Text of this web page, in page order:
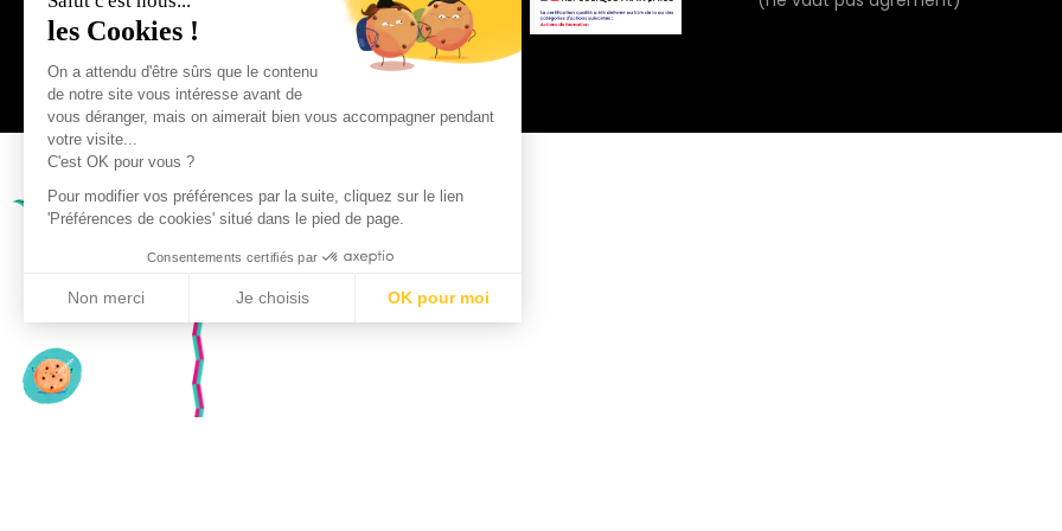
les Cookies !
On a attendu d'être sûrs que le contenu
de notre site vous intéresse avant de
vous déranger, mais on aimerait bien vous accompagner pendant
votre visite...
C'est OK pour vous ?
Pour modifier vos préférences par la suite, cliquez sur le lien
'Préférences de cookies' situé dans le pied de page.
Consentements certifiés par
Non merci Je choisis OK pour moi
Plateforme de Gestion du Consentement : Personnalisez vos Options
Notre plateforme vous permet d'adapter et de gérer vos paramètres de confidentialité, en garantissant la conformité avec